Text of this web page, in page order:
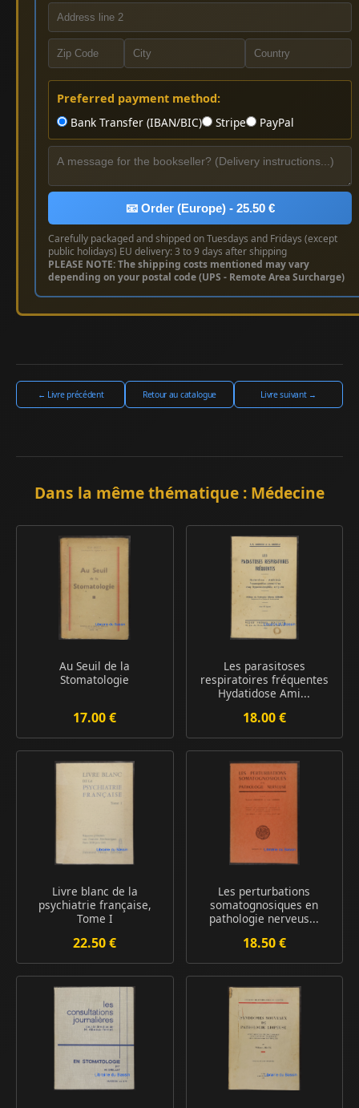
Preferred payment method:
Bank Transfer (IBAN/BIC)
Stripe PayPal
📧 Order (Europe) - 25.50 €
Carefully packaged and shipped on Tuesdays and Fridays (except
public holidays) EU delivery: 3 to 9 days after shipping
PLEASE NOTE: The shipping costs mentioned may vary
depending on your postal code (UPS - Remote Area Surcharge)
← Livre précédent Retour au catalogue Livre suivant →
Dans la même thématique : Médecine
Au Seuil de la
Stomatologie
17.00 €
Les parasitoses
respiratoires fréquentes
Hydatidose Ami...
18.00 €
Livre blanc de la
psychiatrie française,
Tome I
22.50 €
Les perturbations
somatognosiques en
pathologie nerveus...
18.50 €